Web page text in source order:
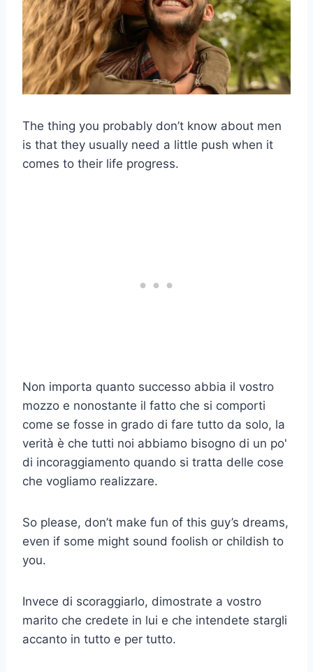
The thing you probably don’t know about men
is that they usually need a little push when it
comes to their life progress.
Non importa quanto successo abbia il vostro
mozzo e nonostante il fatto che si comporti
come se fosse in grado di fare tutto da solo, la
verità è che tutti noi abbiamo bisogno di un po'
di incoraggiamento quando si tratta delle cose
che vogliamo realizzare.
So please, don’t make fun of this guy’s dreams,
even if some might sound foolish or childish to
you.
Invece di scoraggiarlo, dimostrate a vostro
marito che credete in lui e che intendete stargli
accanto in tutto e per tutto.